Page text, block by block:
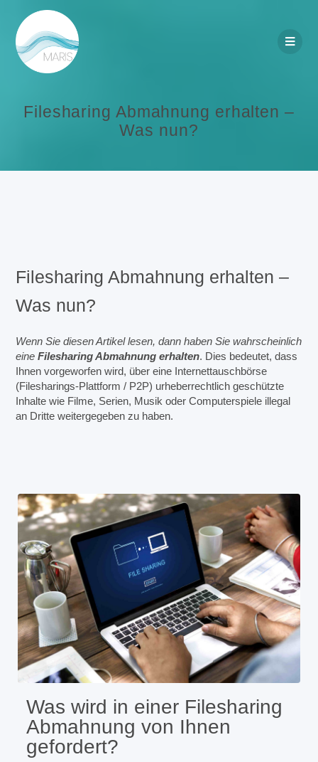
Filesharing Abmahnung erhalten –
Was nun?
Filesharing Abmahnung erhalten –
Was nun?
Wenn Sie diesen Artikel lesen, dann haben Sie wahrscheinlich
eine Filesharing Abmahnung erhalten. Dies bedeutet, dass
Ihnen vorgeworfen wird, über eine Internettauschbörse
(Filesharings-Plattform / P2P) urheberrechtlich geschützte
Inhalte wie Filme, Serien, Musik oder Computerspiele illegal
an Dritte weitergegeben zu haben.
Was wird in einer Filesharing
Abmahnung von Ihnen
gefordert?